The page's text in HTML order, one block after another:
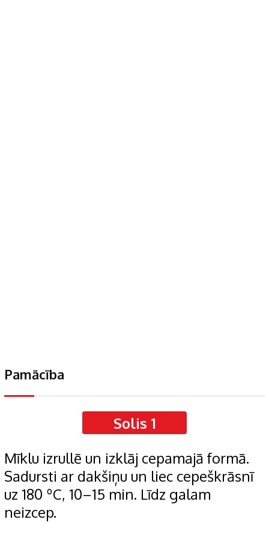
Pamācība
Solis 1
Mīklu izrullē un izklāj cepamajā formā.
Sadursti ar dakšiņu un liec cepeškrāsnī
uz 180 ºC, 10–15 min. Līdz galam
neizcep.